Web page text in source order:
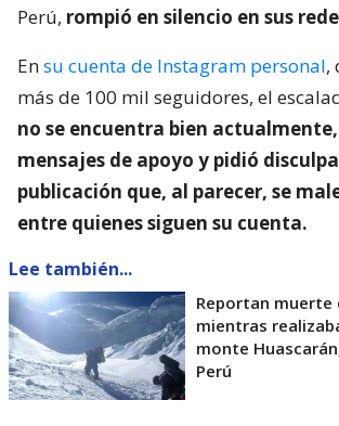
Perú, rompió en silencio en sus
Ensu cuenta de Instagram personal,
más de 100 mil seguidores, el
no se encuentra bien
mensajes de apoyo y pidió
publicación que, al parecer, se
entre quienes siguen su cuenta.
Lee también...
Reportan muerte
mientras
monte
Perú